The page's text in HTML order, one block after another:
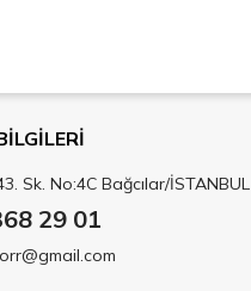
Sk. No:4C Bağcılar/İSTANBUL
29 01